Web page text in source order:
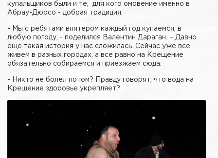
купальщиков были и те, для кого омовение именно в
Абрау-Дюрсо - добрая традиция.
- Мы с ребятами впятером каждый год купаемся, в
любую погоду, - поделился Валентин Дараган. – Давно
еще такая история у нас сложилась. Сейчас уже все
живем в разных городах, а все равно на Крещение
обязательно собираемся и приезжаем сюда.
- Никто не болел потом? Правду говорят, что вода на
Крещение здоровье укрепляет?